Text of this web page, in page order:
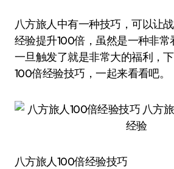
八方旅人中有一种技巧，可以让战斗结束时获得的
经验提升100倍，虽然是一种非
一旦触发了就是非常大的福利，
100倍经验技巧，一起来看看吧。
八方旅人100倍经验技巧